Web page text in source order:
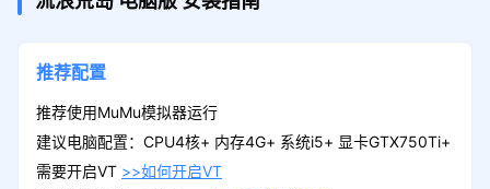
推荐配置
推荐使用MuMu模拟器运行
建议电脑配置：CPU4核+ 内存4G+ 系统i5+ 显卡GTX750Ti+
需要开启VT >>如何开启VT